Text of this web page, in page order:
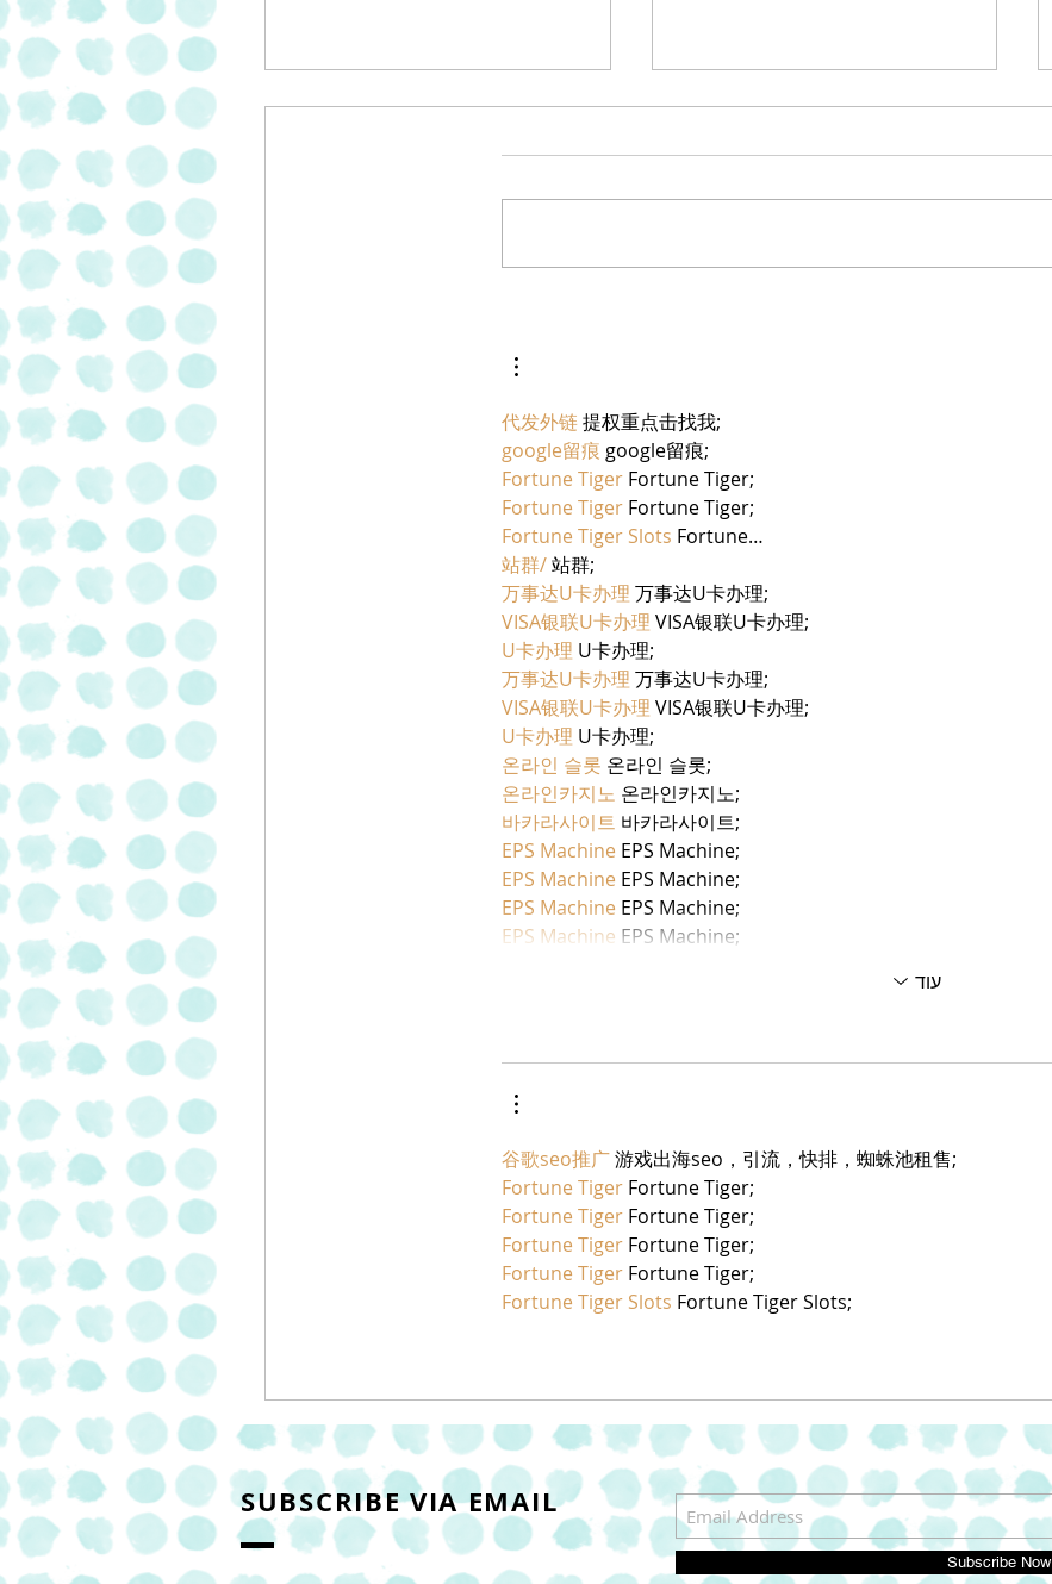
יחיעם"
代发外链 提权重点击找我;
google留痕 google留痕;
Fortune Tiger Fortune Tiger;
Fortune Tiger Fortune Tiger;
Fortune Tiger Slots Fortune…
站群/ 站群;
万事达U卡办理 万事达U卡办理;
VISA银联U卡办理 VISA银联U卡办理;
U卡办理 U卡办理;
万事达U卡办理 万事达U卡办理;
VISA银联U卡办理 VISA银联U卡办理;
U卡办理 U卡办理;
온라인 슬롯 온라인 슬롯;
온라인카지노 온라인카지노;
바카라사이트 바카라사이트;
EPS Machine EPS Machine;
EPS Machine EPS Machine;
EPS Machine EPS Machine;
EPS Machine EPS Machine;
עוד
谷歌seo推广 游戏出海seo，引流，快排，蜘蛛池租售;
Fortune Tiger Fortune Tiger;
Fortune Tiger Fortune Tiger;
Fortune Tiger Fortune Tiger;
Fortune Tiger Fortune Tiger;
Fortune Tiger Slots Fortune Tiger Slots;
SUBSCRIBE VIA EMAIL
Subscribe Now